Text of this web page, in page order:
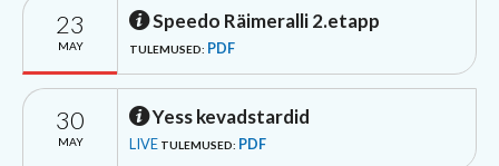
23
MAY
Speedo Räimeralli 2.etapp
TULEMUSED: PDF
30
MAY
Yess kevadstardid
LIVE TULEMUSED: PDF